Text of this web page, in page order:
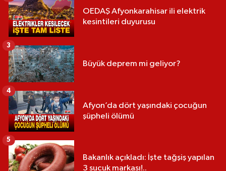
OEDAŞ Afyonkarahisar ili elektrik
kesintileri duyurusu
Büyük deprem mi geliyor?
3
Afyon’da dört yaşındaki çocuğun
şüpheli ölümü
4
Bakanlık açıkladı: İşte tağşiş yapılan
3 sucuk markası!..
5